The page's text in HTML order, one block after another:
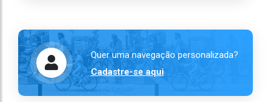
Quer uma navegação personalizada?
Cadastre-se aqui